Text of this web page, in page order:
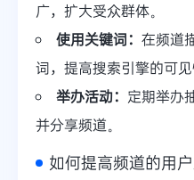
广，扩大受众群体。
使用关键词： 在频道
词，提高搜索引擎的可见
举办活动： 定期举办
并分享频道。
如何提高频道的用户